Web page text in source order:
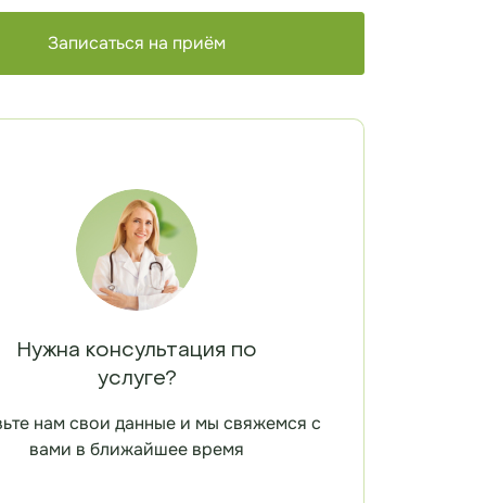
Записаться на приём
Нужна консультация по
услуге?
нам свои данные и мы свяжемся с
вами в ближайшее время